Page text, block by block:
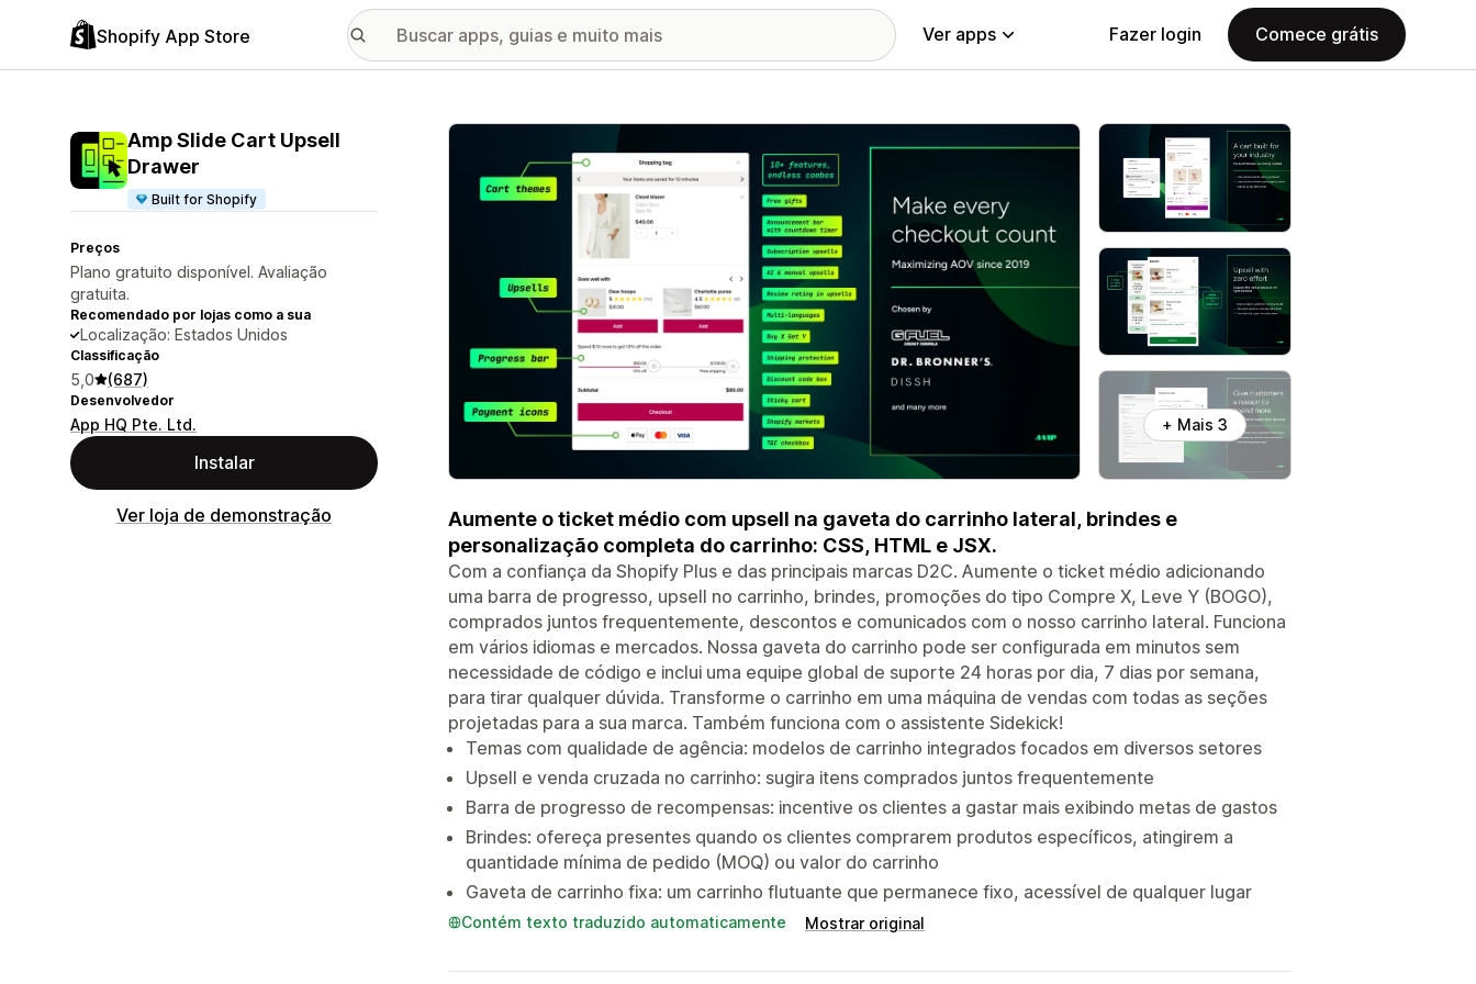
Shopify App Store Ver apps Fazer login Comece grátis
Amp Slide Cart Upsell
Drawer
Built for Shopify
Preços
Plano gratuito disponível. Avaliação
gratuita.
Recomendado por lojas como a sua
Localização: Estados Unidos
Classificação
5,0 (687)
Desenvolvedor
App HQ Pte. Ltd.
Instalar
Ver loja de demonstração
Galeria de imagens em destaque
+ Mais 3
Aumente o ticket médio com upsell na gaveta do carrinho lateral, brindes e
personalização completa do carrinho: CSS, HTML e JSX.
Com a confiança da Shopify Plus e das principais marcas D2C. Aumente o ticket médio adicionando
uma barra de progresso, upsell no carrinho, brindes, promoções do tipo Compre X, Leve Y (BOGO),
comprados juntos frequentemente, descontos e comunicados com o nosso carrinho lateral. Funciona
em vários idiomas e mercados. Nossa gaveta do carrinho pode ser configurada em minutos sem
necessidade de código e inclui uma equipe global de suporte 24 horas por dia, 7 dias por semana,
para tirar qualquer dúvida. Transforme o carrinho em uma máquina de vendas com todas as seções
projetadas para a sua marca. Também funciona com o assistente Sidekick!
Temas com qualidade de agência: modelos de carrinho integrados focados em diversos setores
Upsell e venda cruzada no carrinho: sugira itens comprados juntos frequentemente
Barra de progresso de recompensas: incentive os clientes a gastar mais exibindo metas de gastos
Brindes: ofereça presentes quando os clientes comprarem produtos específicos, atingirem a
quantidade mínima de pedido (MOQ) ou valor do carrinho
Gaveta de carrinho fixa: um carrinho flutuante que permanece fixo, acessível de qualquer lugar
Contém texto traduzido automaticamente Mostrar original